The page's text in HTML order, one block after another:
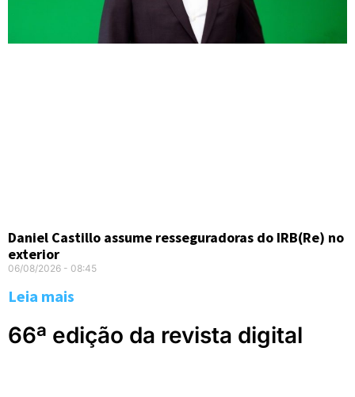
Daniel Castillo assume resseguradoras do IRB(Re) no
exterior
06/08/2026 08:45
Leia mais
66ª edição da revista digital